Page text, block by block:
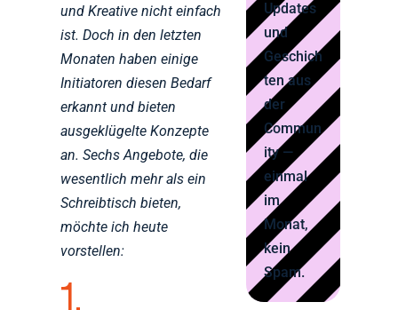
und Kreative nicht einfach
ist. Doch in den letzten
Monaten haben einige
Initiatoren diesen Bedarf
erkannt und bieten
ausgeklügelte Konzepte
an. Sechs Angebote, die
wesentlich mehr als ein
Schreibtisch bieten,
möchte ich heute
vorstellen:
1.
Updates
und
Geschich
ten aus
der
Commun
ity —
einmal
im
Monat,
kein
Spam.